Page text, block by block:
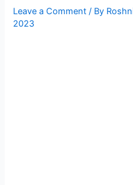
Leave a Comment / By
2023